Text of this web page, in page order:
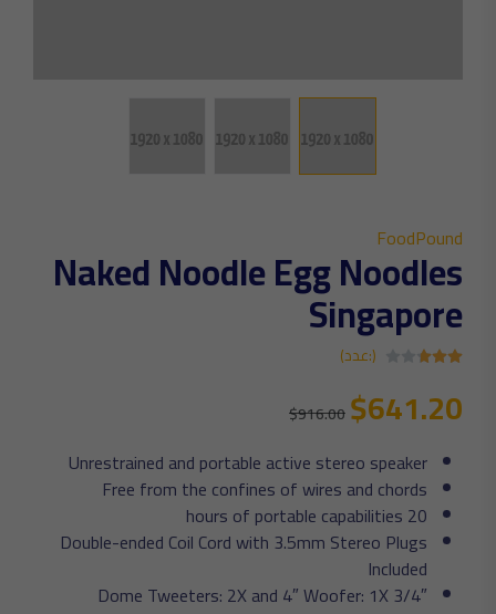
FoodPound
Naked Noodle Egg Noodles
Singapore
(:عدد)
$641.20
$916.00
Unrestrained and portable active stereo speaker
Free from the confines of wires and chords
20 hours of portable capabilities
Double-ended Coil Cord with 3.5mm Stereo Plugs
Included
3/4″ Dome Tweeters: 2X and 4″ Woofer: 1X